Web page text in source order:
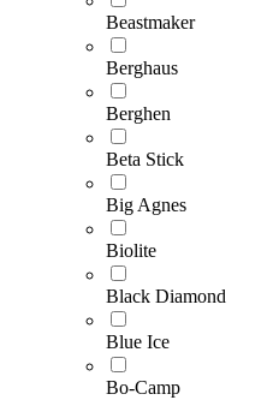
Beastmaker
Berghaus
Berghen
Beta Stick
Big Agnes
Biolite
Black Diamond
Blue Ice
Bo-Camp